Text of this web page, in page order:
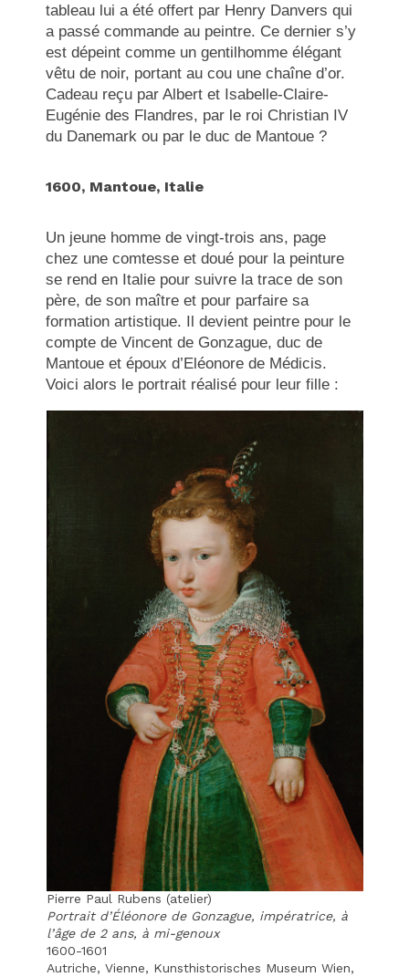
tableau lui a été offert par Henry Danvers qui
a passé commande au peintre. Ce dernier s’y
est dépeint comme un gentilhomme élégant
vêtu de noir, portant au cou une chaîne d’or.
Cadeau reçu par Albert et Isabelle-Claire-
Eugénie des Flandres, par le roi Christian IV
du Danemark ou par le duc de Mantoue ?
1600, Mantoue, Italie
Un jeune homme de vingt-trois ans, page
chez une comtesse et doué pour la peinture
se rend en Italie pour suivre la trace de son
père, de son maître et pour parfaire sa
formation artistique. Il devient peintre pour le
compte de Vincent de Gonzague, duc de
Mantoue et époux d’Eléonore de Médicis.
Voici alors le portrait réalisé pour leur fille :
Pierre Paul Rubens (atelier)
Portrait d’Éléonore de Gonzague, impératrice, à
l’âge de 2 ans, à mi-genoux
1600-1601
Autriche, Vienne, Kunsthistorisches Museum Wien,